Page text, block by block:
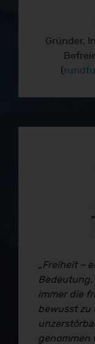
Gründer,
(
„Freiheit –
Bedeutung.
immer die
bewusst zu
genommen